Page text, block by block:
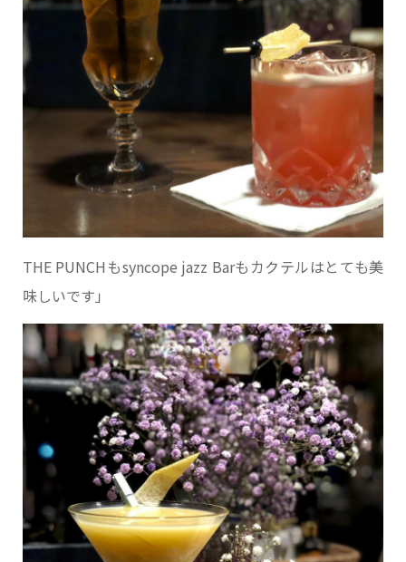
THE PUNCHもsyncope jazz Barもカクテルはとても美
味しいです」